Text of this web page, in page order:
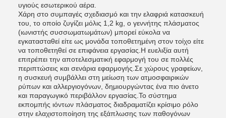
υγιούς εσωτερικού αέρα.
Χάρη στο συμπαγές σχεδιασμό και την ελαφριά κατασκευή
του, το οποίο ζυγίζει μόλις 1,2 kg, ο γεννήτης πλάσματος
(ιωνιστής συσσωματωμάτων) μπορεί εύκολα να
εγκατασταθεί είτε ως μονάδα τοποθετημένη στον τοίχο είτε
να τοποθετηθεί σε επιφάνεια εργασίας.Η ευελιξία αυτή
επιτρέπει την αποτελεσματική εφαρμογή του σε πολλές
περιπτώσεις και σενάρια εφαρμογής.Σε χώρους γραφείων,
η συσκευή συμβάλλει στη μείωση των ατμοσφαιρικών
ρύπων και αλλεργιογόνων, δημιουργώντας ένα πιο άνετο
και παραγωγικό περιβάλλον εργασίας.Το σύστημα
εκπομπής ιόντων πλάσματος διαδραματίζει κρίσιμο ρόλο
στην ελαχιστοποίηση της εξάπλωσης των παθογόνων